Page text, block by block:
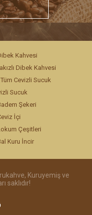
Kahvesi
Dibek Kahvesi
Cevizli Sucuk
Sucuk
Şekeri
İçi
Çeşitleri
Kuru İncir
Kuruyemiş ve
saklıdır!